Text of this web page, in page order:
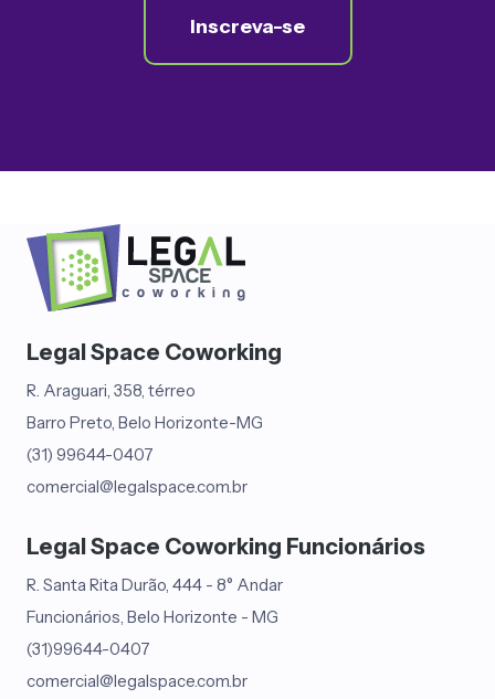
Inscreva-se
Legal Space Coworking
R. Araguari, 358, térreo
Barro Preto, Belo Horizonte-MG
(31) 99644-0407
comercial@legalspace.com.br
Legal Space Coworking Funcionários
R. Santa Rita Durão, 444 - 8° Andar
Funcionários, Belo Horizonte - MG
(31)99644-0407
comercial@legalspace.com.br